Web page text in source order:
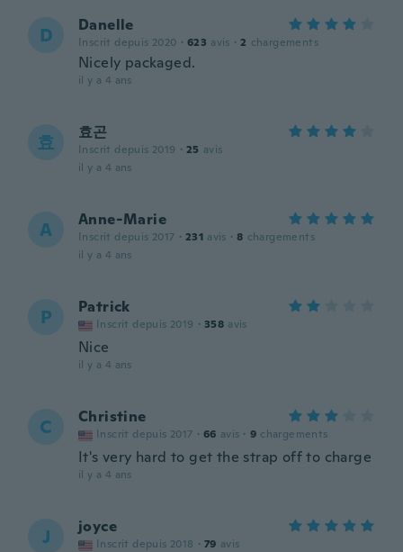
D Danelle
Inscrit depuis 2020 · 623 avis · 2 chargements
Nicely packaged.
il y a 4 ans
효 효곤
Inscrit depuis 2019 · 25 avis
il y a 4 ans
A Anne-Marie
Inscrit depuis 2017 · 231 avis · 8 chargements
il y a 4 ans
P Patrick
Inscrit depuis 2019 · 358 avis
Nice
il y a 4 ans
C Christine
Inscrit depuis 2017 · 66 avis · 9 chargements
It's very hard to get the strap off to charge
il y a 4 ans
J joyce
Inscrit depuis 2018 · 79 avis